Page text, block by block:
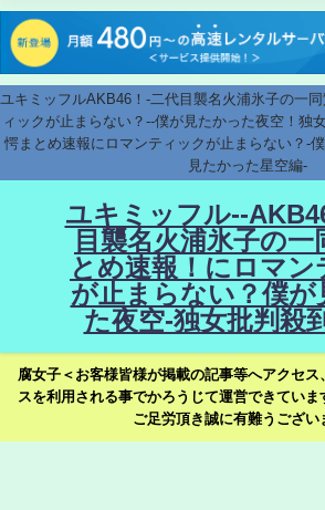
ユキミッフルAKB46！-二代目襲名火浦氷子の一
ィックが止まらない？--僕が見たかった夜空！独
愕まとめ速報にロマンティックが止まらない？-
見たかった星空編-
ユキミッフル--
目襲名火浦氷子の一
とめ速報！にロマン
が止まらない？僕が
た夜空-独女批判殺
腐女子＜お客様皆様が掲載の記事等へアクセ
スを利用される事でかろうじて運営できてい
ご足労頂き誠に有難うござい